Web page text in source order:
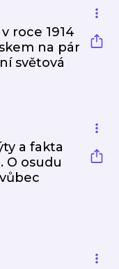
roce 1914
na pár
světová
a fakta
O osudu